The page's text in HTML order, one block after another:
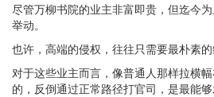
尽管万柳书院的业主非富即贵，但迄今
举动。
也许，高端的侵权，往往只需要最朴素的
对于这些业主而言，像普通人那样拉横
的，反倒通过正常路径打官司，是最能够